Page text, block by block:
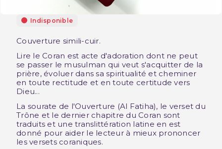
Indisponible
Couverture simili-cuir.
Lire le Coran est acte d'adoration dont ne peut
se passer le musulman qui veut s'acquitter de la
prière, évoluer dans sa spiritualité et cheminer
en toute rectitude et en toute certitude vers
Dieu...
La sourate de l'Ouverture (Al Fatiha), le verset du
Trône et le dernier chapitre du Coran sont
traduits et une translittération latine en est
donné pour aider le lecteur à mieux prononcer
les versets coraniques.